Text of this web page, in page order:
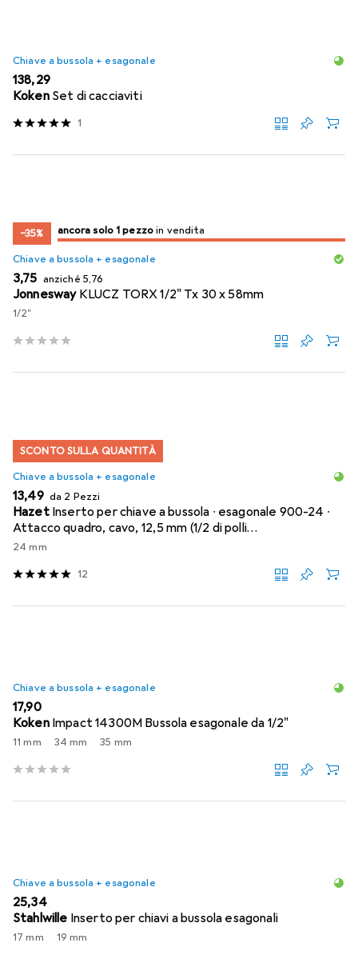
Chiave a bussola + esagonale
EUR
138,29
Koken Set di cacciaviti
1
−35% solo 1 pezzo in vendita
ancora solo 1 pezzoin vendita
Chiave a bussola + esagonale
EUR
3,75 anziché EUR
5,76
Jonnesway KLUCZ TORX 1/2" Tx 30 x 58mm
1/2"
SCONTO SULLA QUANTITÀ
Chiave a bussola + esagonale
EUR
13,49 da 2 Pezzi
Hazet Inserto per chiave a bussola ∙ esagonale 900-24 ∙
Attacco quadro, cavo, 12,5 mm (1/2 di polli…
24 mm
12
Chiave a bussola + esagonale
EUR
17,90
Koken Impact 14300M Bussola esagonale da 1/2"
11 mm 34 mm 35 mm
Chiave a bussola + esagonale
EUR
25,34
Stahlwille Inserto per chiavi a bussola esagonali
17 mm 19 mm